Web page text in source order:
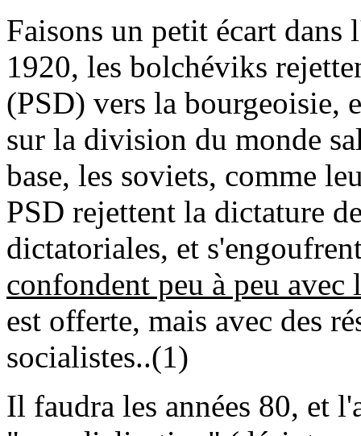
Faisons un petit écart
1920, les bolchéviks
(PSD) vers la bourgeoisie,
sur la division du monde
base, les soviets, comme
PSD rejettent la dictature
dictatoriales, et
confondent peu à peu
est offerte, mais avec des
socialistes..(1)
Il faudra les années 80, et